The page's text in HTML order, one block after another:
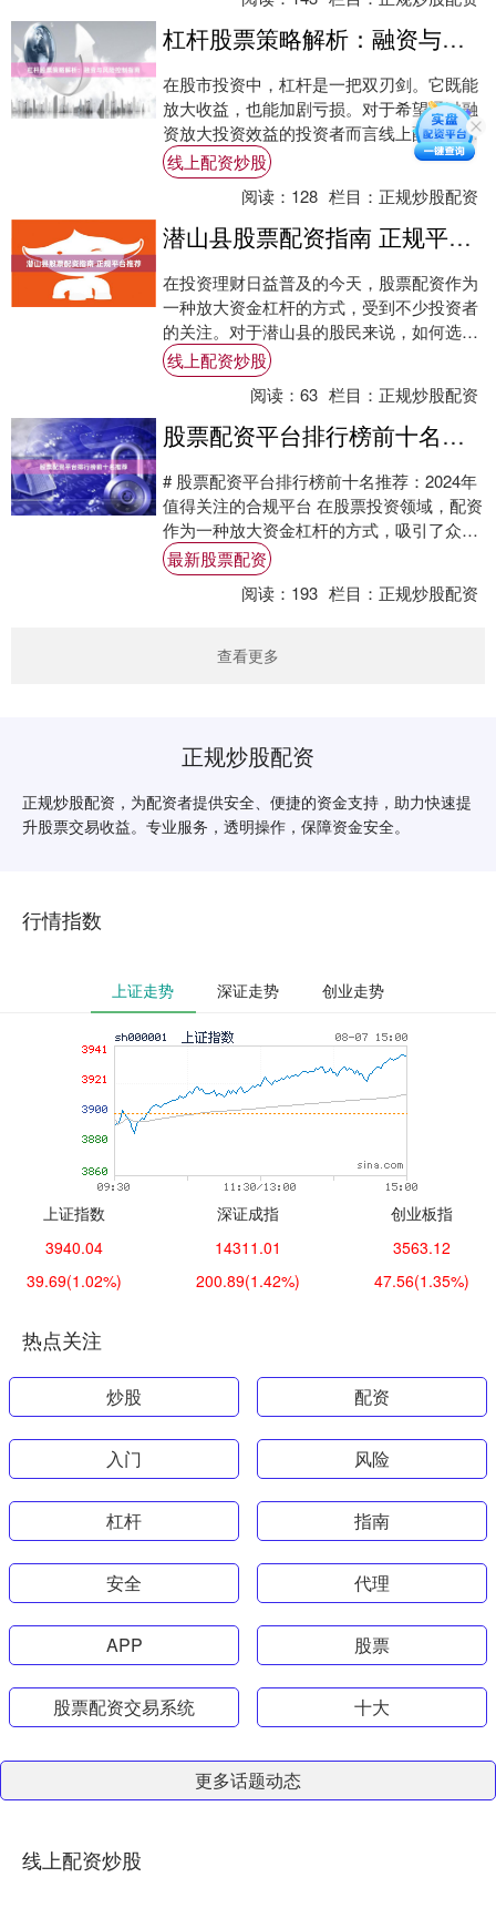
杠杆股票策略解析：融资与风险控制指南
在股市投资中，杠杆是一把双刃剑。它既能
放大收益，也能加剧亏损。对于希望通过融
资放大投资效益的投资者而言线上配资炒
股，理解杠杆股票策略的核心逻辑与风险控
制方法至关....
线上配资炒股
阅读： 128 栏目： 正规炒股配资
潜山县股票配资指南 正规平台推荐
在投资理财日益普及的今天，股票配资作为
一种放大资金杠杆的方式，受到不少投资者
的关注。对于潜山县的股民来说，如何选择
正规、安全的配资平台线上配资炒股，是参
与配资交....
线上配资炒股
阅读：63 栏目： 正规炒股配资
股票配资平台排行榜前十名推荐
# 股票配资平台排行榜前十名推荐：2024年
值得关注的合规平台 在股票投资领域，配资
作为一种放大资金杠杆的方式，吸引了众多
投资者的关注。然而，面对市场上众多的
配....
最新股票配资
阅读： 193 栏目： 正规炒股配资
查看更多
正规炒股配资
正规炒股配资，为配资者提供安全、便捷的资金支持，助力快速提
升股票交易收益。专业服务，透明操作，保障资金安全。
行情指数
上证走势 深证走势 创业走势
上证指数
3940.04
39.69(1.02%)
深证成指
14311.01
200.89(1.42%)
创业板指
3563.12
47.56(1.35%)
热点关注
炒股 配资
入门 风险
杠杆 指南
安全 代理
APP 股票
股票配资交易系统 十大
更多话题动态
线上配资炒股